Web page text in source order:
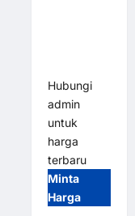
Hubungi
admin
untuk
harga
terbaru
Minta
Harga